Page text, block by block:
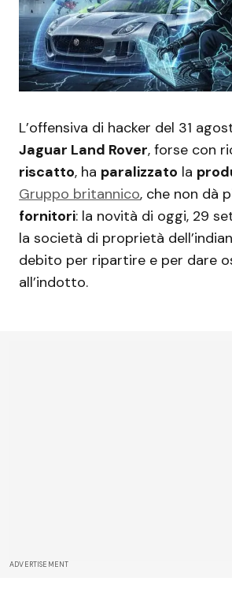
L’offensiva di hacker del 31
Jaguar Land Rover, forse con
riscatto, ha paralizzato la
Gruppo britannico, che non dà
fornitori: la novità di oggi, 29
la società di proprietà
debito per ripartire e per dare
all’indotto.
ADVERTISEMENT